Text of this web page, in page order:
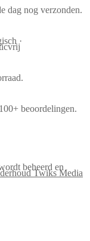
dag nog verzonden.
·
beoordelingen.
beheerd en